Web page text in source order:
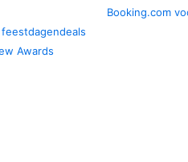
Awards
Booking.com